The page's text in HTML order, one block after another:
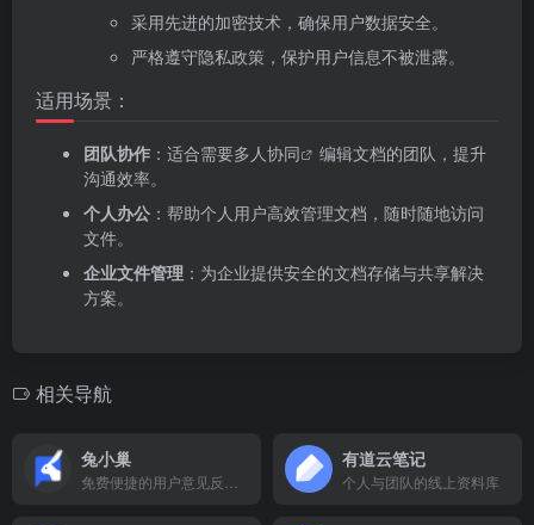
采用先进的加密技术，确保用户数据安全。
严格遵守隐私政策，保护用户信息不被泄露。
适用场景：
团队协作 ：适合需要多人协同
编辑文档的团队，提升
沟通效率。
个人办公 ：帮助个人用户高效管理文档，随时随地访问
文件。
企业文件管理 ：为企业提供安全的文档存储与共享解决
方案。
相关导航
兔小巢 有道云笔记
个人与团队的线上资料库